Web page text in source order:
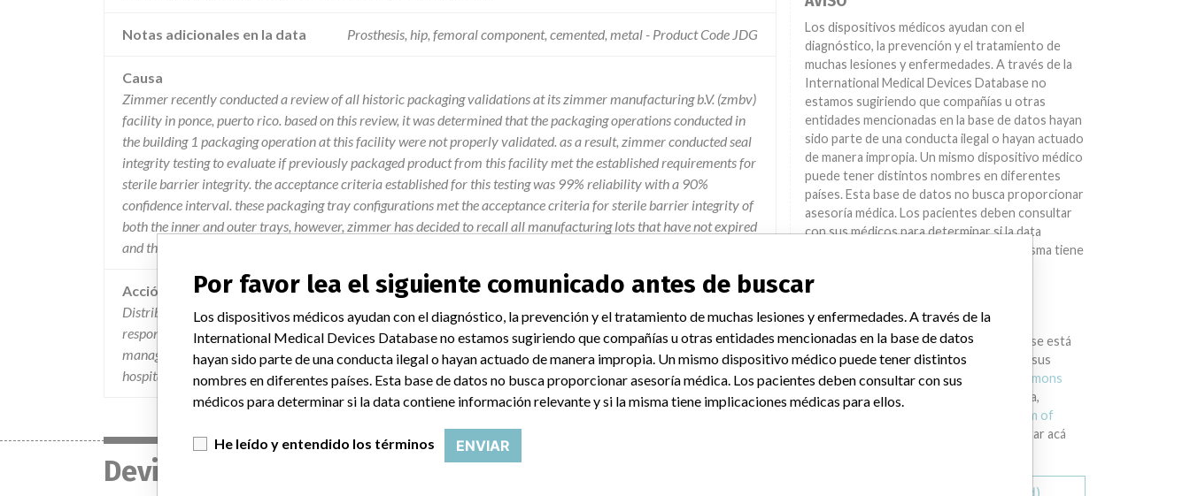
Notas adicionales en la data Prosthesis, hip, femoral component, cemented, metal - Product Code JDG
Causa
Zimmer recently conducted a review of all historic packaging validations at its zimmer manufacturing b.V. (zmbv)
facility in ponce, puerto rico. based on this review, it was determined that the packaging operations conducted in
the building 1 packaging operation at this facility were not properly validated. as a result, zimmer conducted seal
integrity testing to evaluate if previously packaged product from this facility met the established requirements for
sterile barrier integrity. the acceptance criteria established for this testing was 99% reliability with a 90%
confidence interval. these packaging tray configurations met the acceptance criteria for sterile barrier integrity of
both the inner and outer trays, however, zimmer has decided to recall all manufacturing lots that have not expired
and that were sterile packaged in the zmbv facility building 1 packaging operations.
Acción
Distributors received a letter identifying the issue and their responsibilities dated November 4, 2013. These
responsibilities include quarantining the affected fielded inventory in their possession, providing hospital risk
managers with the recall notification letter and retrieving affected fielded inventory and direct sales from the
hospitals.
Device
Los dispositivos médicos ayudan con el
diagnóstico, la prevención y el tratamiento de
muchas lesiones y enfermedades. A través de la
International Medical Devices Database no
estamos sugiriendo que compañías u otras
entidades mencionadas en la base de datos hayan
sido parte de una conducta ilegal o hayan actuado
de manera impropia. Un mismo dispositivo médico
puede tener distintos nombres en diferentes
países. Esta base de datos no busca proporcionar
asesoría médica. Los pacientes deben consultar
con sus médicos para determinar si la data
contiene información relevante y si la misma tiene
DESCARGAR LA DATA
La International Medical Devices Database está
bajo la licenciaOpen Database License
y sus
contenidos bajo la licenciaCreative Commons
Attribution-ShareAlike
. Al usar esta data,
International Consortium of
. Puede descargar acá
Descargar todo (zipped)
Por favor lea el siguiente comunicado antes de buscar
Los dispositivos médicos ayudan con el diagnóstico, la prevención y el tratamiento de muchas lesiones y enfermedades. A través de la
International Medical Devices Database no estamos sugiriendo que compañías u otras entidades mencionadas en la base de datos
hayan sido parte de una conducta ilegal o hayan actuado de manera impropia. Un mismo dispositivo médico puede tener distintos
nombres en diferentes países. Esta base de datos no busca proporcionar asesoría médica. Los pacientes deben consultar con sus
médicos para determinar si la data contiene información relevante y si la misma tiene implicaciones médicas para ellos.
He leído y entendido los términos ENVIAR